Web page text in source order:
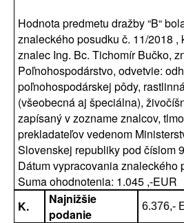
Hodnota predmetu dražby “B“
znaleckého posudku č. 11/2018 ,
znalec Ing. Bc. Tichomír Bučko,
Poľnohospodárstvo, odvetvie:
poľnohospodárskej pôdy,
(všeobecná aj špeciálna),
zapísaný v zozname znalcov,
prekladateľov vedenom
Slovenskej republiky pod číslom
Dátum vypracovania znaleckého
Suma ohodnotenia: 1.045 ,-EUR
K.
Najnižšie
podanie
6.376,-